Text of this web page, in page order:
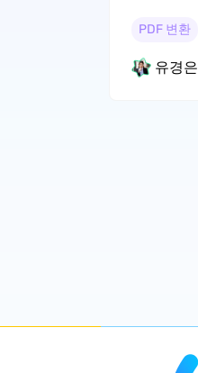
PDF 변환
유경은